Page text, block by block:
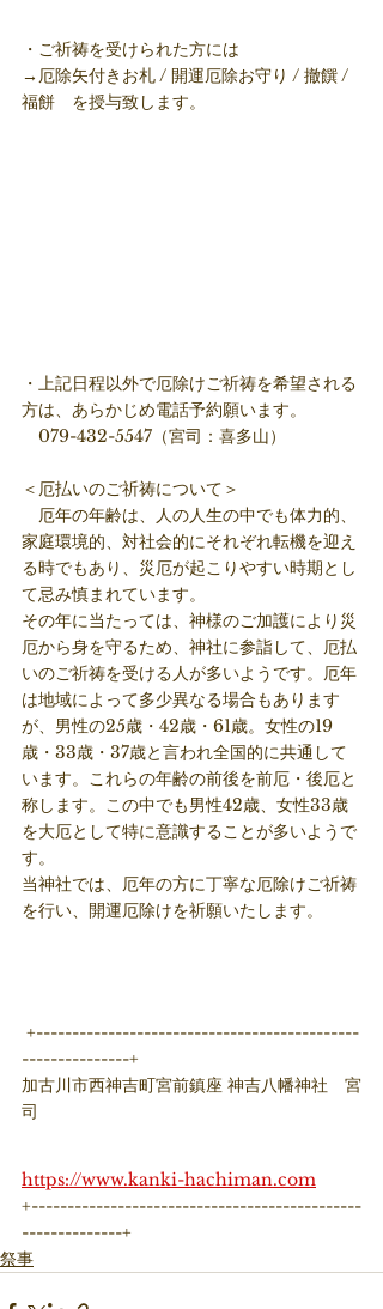
・ご祈祷を受けられた方には
→厄除矢付きお札 / 開運厄除お守り / 撤饌 /
福餅　を授与致します。
・上記日程以外で厄除けご祈祷を希望される
方は、あらかじめ電話予約願います。
079-432-5547（宮司：喜多山）
＜厄払いのご祈祷について＞
厄年の年齢は、人の人生の中でも体力的、
家庭環境的、対社会的にそれぞれ転機を迎え
る時でもあり、災厄が起こりやすい時期とし
て忌み慎まれています。
その年に当たっては、神様のご加護により災
厄から身を守るため、神社に参詣して、厄払
いのご祈祷を受ける人が多いようです。厄年
は地域によって多少異なる場合もあります
が、男性の25歳・42歳・61歳。女性の19
歳・33歳・37歳と言われ全国的に共通して
います。これらの年齢の前後を前厄・後厄と
称します。この中でも男性42歳、女性33歳
を大厄として特に意識することが多いようで
す。
当神社では、厄年の方に丁寧な厄除けご祈祷
を行い、開運厄除けを祈願いたします。
---------------+
加古川市西神吉町宮前鎮座 神吉八幡神社　宮
司
https://www.kanki-hachiman.com
+----------------------------------------------
--------------+
祭事